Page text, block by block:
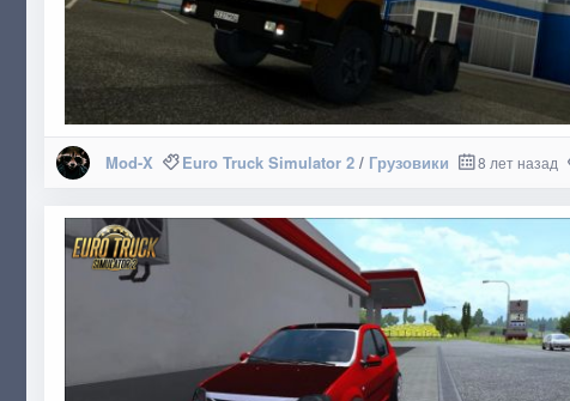
Mod-X Euro Truck Simulator 2/ Грузовики 8 лет назад